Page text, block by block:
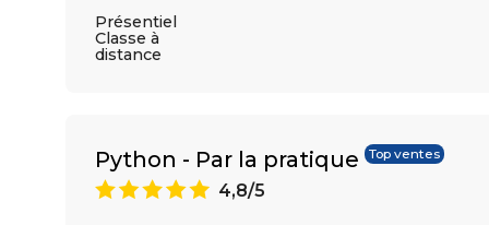
Présentiel
Classe à
distance
Python - Par la pratique Top ventes
A 4,8/5